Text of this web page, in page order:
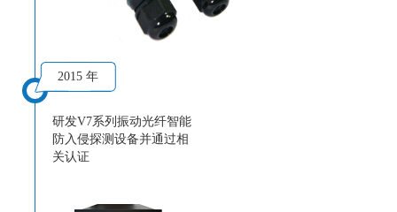
2015 年
研发V7系列振动光纤智能
防入侵探测设备并通过相
关认证